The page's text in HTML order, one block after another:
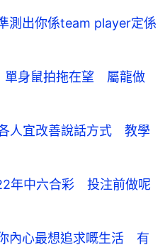
測出你係team player定係
單身鼠拍拖在望 屬龍做
人宜改善說話方式 教學
年中六合彩 投注前做呢
內心最想追求嘅生活 有